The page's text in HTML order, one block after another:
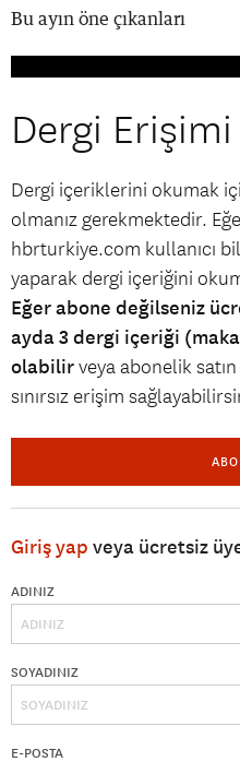
Bu ayın öne çıkanları
Dergi Erişimi
Dergi içeriklerini okumak
olmanız gerekmektedir.
hbrturkiye.com kullanıcı
yaparak dergi içeriğini
Eğer abone değilseniz
ayda 3 dergi içeriği
olabilirveya abonelik
sınırsız erişim
Giriş yap veya ücretsiz
ADINIZ
SOYADINIZ
E-POSTA